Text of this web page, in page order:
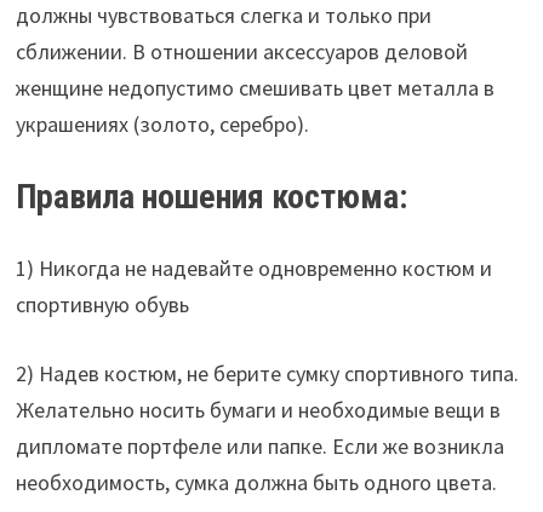
должны чувствоваться слегка и только при
сближении. В отношении аксессуаров деловой
женщине недопустимо смешивать цвет металла в
украшениях (золото, серебро).
Правила ношения костюма:
1) Никогда не надевайте одновременно костюм и
спортивную обувь
2) Надев костюм, не берите сумку спортивного типа.
Желательно носить бумаги и необходимые вещи в
дипломате портфеле или папке. Если же возникла
необходимость, сумка должна быть одного цвета.